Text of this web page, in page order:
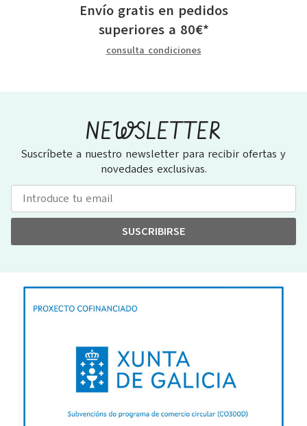
Envío gratis en pedidos
superiores a 80€*
consulta condiciones
NEWSLETTER
Suscríbete a nuestro newsletter para recibir ofertas y
novedades exclusivas.
SUSCRIBIRSE